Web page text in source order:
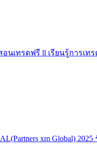
อนเทรดฟรี ll เรียนรู้การเท
xm Global)